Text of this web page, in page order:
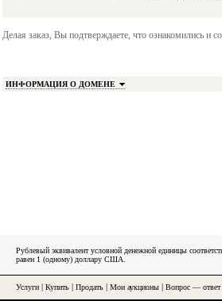
Делая заказ, Вы подтверждаете, что ознакомились и
ИНФОРМАЦИЯ О ДОМЕНЕ
Рублевый эквивалент условной денежной единицы
равен 1 (одному) доллару США.
Услуги Купить Продать Мои аукционы Вопрос — ответ|